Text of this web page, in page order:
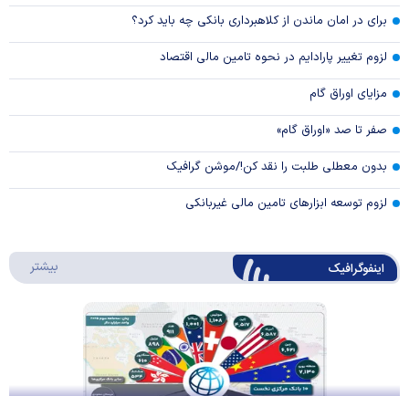
برای در امان ماندن از کلاهبرداری بانکی چه باید کرد؟
لزوم تغییر پارادایم در نحوه تامین مالی اقتصاد
مزایای اوراق گام
صفر تا صد «اوراق گام»
بدون معطلی طلبت را نقد کن!/موشن گرافیک
لزوم توسعه ابزارهای تامین مالی غیربانکی
اینفوگرافیک بیشتر